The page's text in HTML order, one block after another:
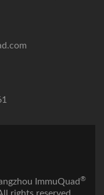
ImmuQuad®